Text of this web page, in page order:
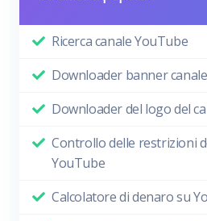
Ricerca canale YouTube
Downloader banner
Downloader del logo del
Controllo delle restrizioni
YouTube
Calcolatore di denaro su